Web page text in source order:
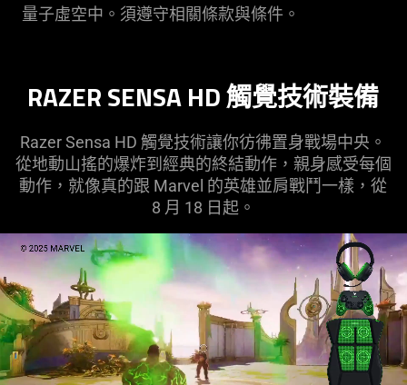
量子虛空中。須遵守相關條款與條件 。
RAZER SENSA HD 觸覺技術裝備
Razer Sensa HD 觸覺技術讓你彷彿置身戰場中央。
從地動山搖的爆炸到經典的終結動作，親身感受每個
動作，就像真的跟 Marvel 的英雄並肩戰鬥一樣，從
8 月 18 日起。